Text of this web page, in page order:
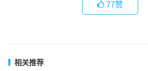
77赞
相关推荐